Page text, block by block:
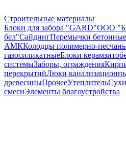
Строительные материалы
Блоки для забора "GARD"ООО
бел"СайдингПеремычки бетонные
АМККолодцы полимерно-
газосиликатныеБлоки
системыЗаборы, ограждения
перекрытийЛюки
древесиныПрочееУтеплитель
смесиЭлементы благоустройства